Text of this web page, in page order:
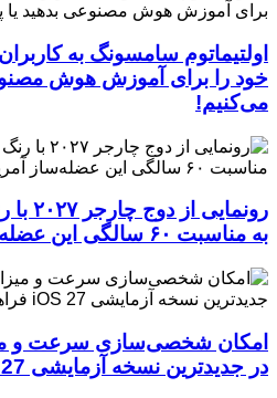
اولتیماتوم سامسونگ به
خود را برای آموزش هوش
می‌کنیم!
به مناسبت ۶۰ سالگی این عضله‌ساز آمریکایی
امکان شخصی‌سازی سرعت و
در جدیدترین نسخه آزمایشی iOS 27 فراهم شد